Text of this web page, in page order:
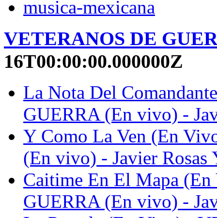
musica-mexicana
VETERANOS DE
16T00:00:00.000000Z
La Nota Del
GUERRA (En vivo) -
Y Como La Ven (En
(En vivo) - Javier Rosas
Caitime En El Mapa
GUERRA (En vivo) -